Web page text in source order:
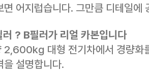
면 어지럽습니다. 그만큼 디테일에
러 ? B필러가 리얼 카본입니다
2,600kg 대형 전기차에서 경량화
을 설명합니다.